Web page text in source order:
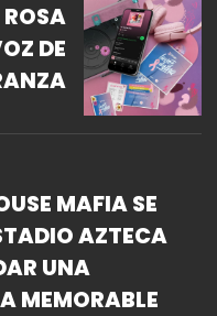
DE
MAFIA SE
AZTECA
UNA
MEMORABLE